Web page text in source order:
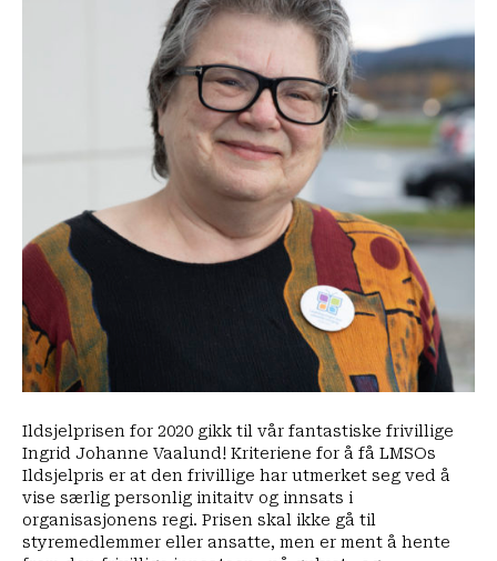
Ildsjelprisen for 2020 gikk til vår fantastiske frivillige
Ingrid Johanne Vaalund! Kriteriene for å få LMSOs
Ildsjelpris er at den frivillige har utmerket seg ved å
vise særlig personlig initaitv og innsats i
organisasjonens regi. Prisen skal ikke gå til
styremedlemmer eller ansatte, men er ment å hente